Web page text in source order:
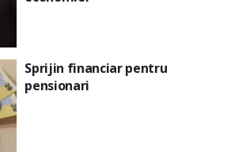
Sprijin financiar pentru
pensionari